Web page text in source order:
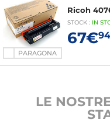
PARAGONA
Ricoh
STOCK : IN
67€94
LE